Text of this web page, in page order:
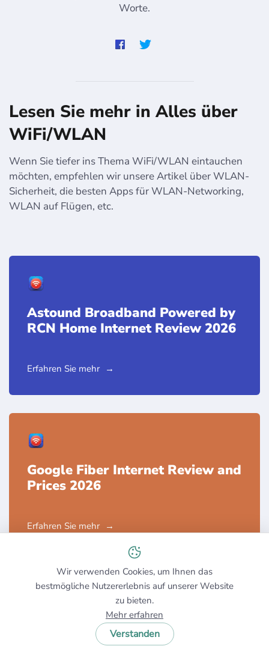
Worte.
Lesen Sie mehr in Alles über
WiFi/WLAN
Wenn Sie tiefer ins Thema WiFi/WLAN eintauchen
möchten, empfehlen wir unsere Artikel über WLAN-
Sicherheit, die besten Apps für WLAN-Networking,
WLAN auf Flügen, etc.
Astound Broadband Powered by
RCN Home Internet Review 2026
Erfahren Sie mehr
Google Fiber Internet Review and
Prices 2026
Erfahren Sie mehr
Ziply Fiber Internet Review and
Prices 2026
Wir verwenden Cookies, um Ihnen das
bestmögliche Nutzererlebnis auf unserer Website
zu bieten.
Mehr erfahren
Verstanden